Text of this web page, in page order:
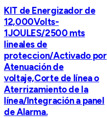
KIT de Energizador de
12,000Volts-
1JOULES/2500 mts
lineales de
proteccion/Activado por
Atenuación de
voltaje,Corte de línea o
Aterrizamiento de la
línea/Integración a panel
de Alarma.